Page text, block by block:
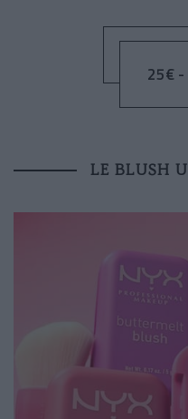
25€ -
LE BLUSH